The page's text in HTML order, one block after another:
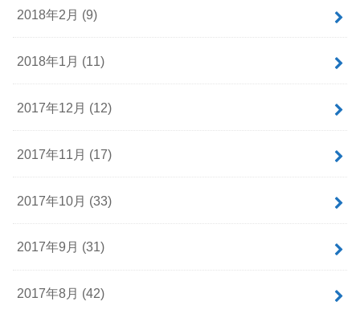
2018年2月 (9)
2018年1月 (11)
2017年12月 (12)
2017年11月 (17)
2017年10月 (33)
2017年9月 (31)
2017年8月 (42)